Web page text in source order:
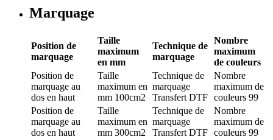
Marquage
Position de
marquage
Taille
maximum
en mm
Technique de
marquage
Nombre
maximum
de couleurs
Position de
marquage au
dos en haut
Taille
maximum en
mm 100cm2
Technique de
marquage
Transfert DTF
Nombre
maximum de
couleurs 99
Position de
marquage au
dos en haut
Taille
maximum en
mm 300cm2
Technique de
marquage
Transfert DTF
Nombre
maximum de
couleurs 99